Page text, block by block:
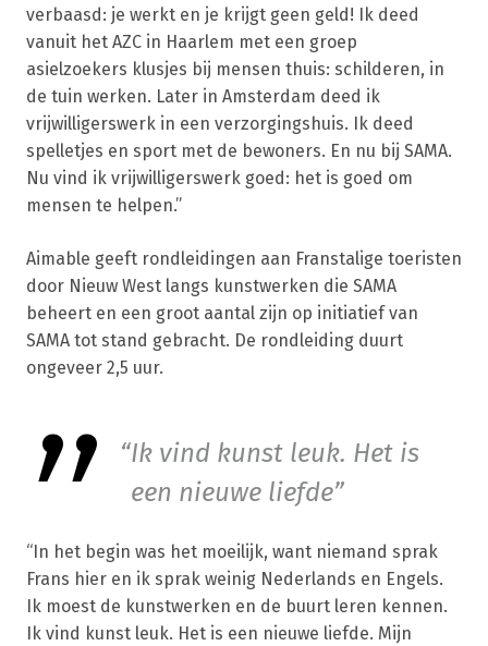
verbaasd: je werkt en je krijgt geen geld! Ik deed
vanuit het AZC in Haarlem met een groep
asielzoekers klusjes bij mensen thuis: schilderen, in
de tuin werken. Later in Amsterdam deed ik
vrijwilligerswerk in een verzorgingshuis. Ik deed
spelletjes en sport met de bewoners. En nu bij SAMA.
Nu vind ik vrijwilligerswerk goed: het is goed om
mensen te helpen.”
Aimable geeft rondleidingen aan Franstalige toeristen
door Nieuw West langs kunstwerken die SAMA
beheert en een groot aantal zijn op initiatief van
SAMA tot stand gebracht. De rondleiding duurt
ongeveer 2,5 uur.
Ik vind kunst leuk. Het is
een nieuwe liefde
“In het begin was het moeilijk, want niemand sprak
Frans hier en ik sprak weinig Nederlands en Engels.
Ik moest de kunstwerken en de buurt leren kennen.
Ik vind kunst leuk. Het is een nieuwe liefde. Mijn